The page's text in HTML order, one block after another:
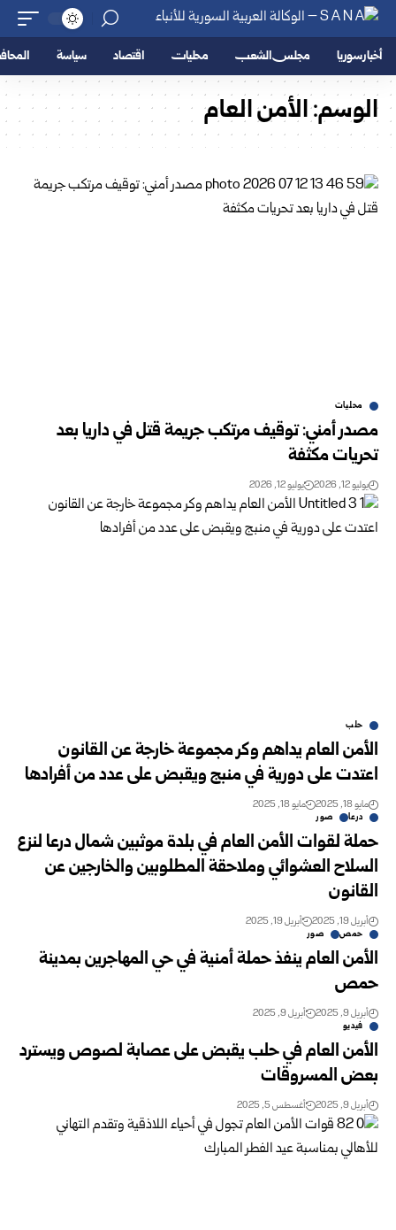
أخبار سوريا مجلس الشعب محليات اقتصاد سياسة
الوسم:الأمن العام
محليات
مصدر أمني: توقيف مرتكب جريمة قتل في داريا بعد
تحريات مكثفة
يوليو 12, 2026 يوليو 12, 2026
حلب
الأمن العام يداهم وكر مجموعة خارجة عن القانون
اعتدت على دورية في منبج ويقبض على عدد من أفرادها
مايو 18, 2025 مايو 18, 2025
درعا صور
حملة لقوات الأمن العام في بلدة موثبين شمال درعا لنزع
السلاح العشوائي وملاحقة المطلوبين والخارجين عن
القانون
أبريل 19, 2025 أبريل 19, 2025
حمص صور
الأمن العام ينفذ حملة أمنية في حي المهاجرين بمدينة
حمص
أبريل 9, 2025 أبريل 9, 2025
فيديو
الأمن العام في حلب يقبض على عصابة لصوص ويسترد
بعض المسروقات
أبريل 9, 2025 أغسطس 5, 2025